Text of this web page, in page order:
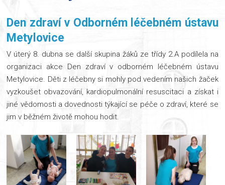
Den zdraví v Odborném léčebném ústavu
Metylovice
V úterý 8. dubna se další skupina žáků ze třídy 2.A podílela na
organizaci akce Den zdraví v odborném léčebném ústavu
Metylovice. Děti z léčebny si mohly pod vedením našich žaček
vyzkoušet obvazování, kardiopulmonální resuscitaci a získat i
jiné vědomosti a dovednosti týkající se péče o zdraví, které se
jim v běžném životě mohou hodit.